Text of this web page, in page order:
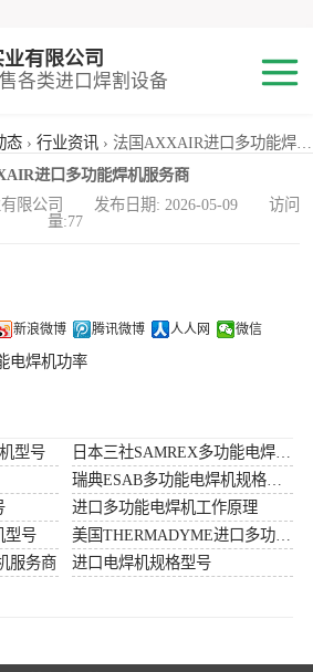
有限公司
各类进口焊割设备
态 › 行业资讯 › 法国AXXAIR进口多功能焊机服务商
进口多功能焊机服务商
有限公司 发布日期: 2026-05-09 访问
量:77
新浪微博 腾讯微博 人人网 微信
电焊机功率
型号
进口多功能电焊机工作原理
型号
服务商
进口电焊机规格型号